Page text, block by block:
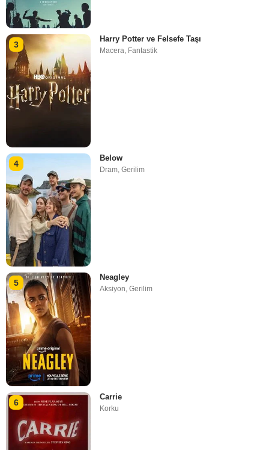
3
Harry Potter ve Felsefe Taşı
Macera Fantastik
4
Below
Dram,Gerilim
5
Neagley
Aksiyon,Gerilim
6
Carrie
Korku